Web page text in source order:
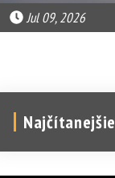
Jul 09, 2026
Najčítanejšie